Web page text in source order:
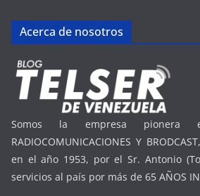
Acerca de nosotros
Somos la empresa pionera
RADIOCOMUNICACIONES Y
en el año 1953, por el Sr. Antonio
servicios al país por más de 65 AÑOS